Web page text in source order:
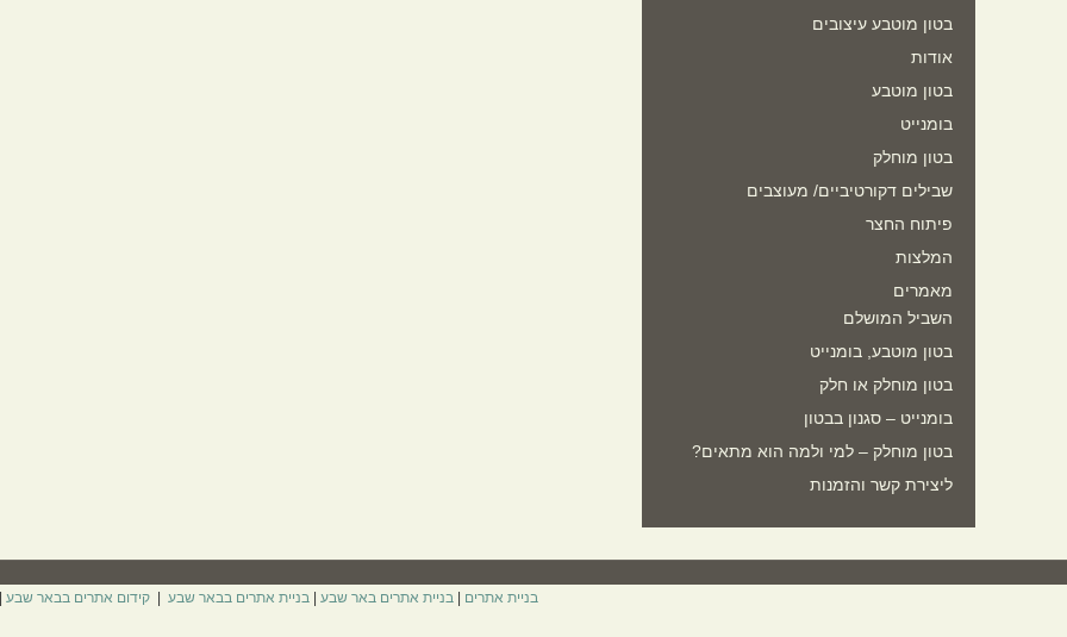
בטון מוטבע עיצובים
אודות
בטון מוטבע
בומנייט
בטון מוחלק
שבילים דקורטיביים/ מעוצבים
פיתוח החצר
המלצות
מאמרים
השביל המושלם
בטון מוטבע, בומנייט
בטון מוחלק או חלק
בומנייט – סגנון בבטון
בטון מוחלק – למי ולמה הוא מתאים?
ליצירת קשר והזמנות
בניית אתרים | בניית אתרים באר שבע | בניית אתרים בבאר שבע | קידום אתרים בבאר שבע